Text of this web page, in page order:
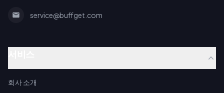
service@buffget.com
회사 소개